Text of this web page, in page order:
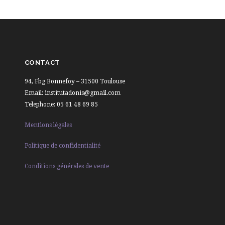
CONTACT
94, Fbg Bonnefoy – 31500 Toulouse
Email: institutadonis@gmail.com
Telephone: 05 61 48 69 85
Mentions légales
Politique de confidentialité
Conditions générales de vente